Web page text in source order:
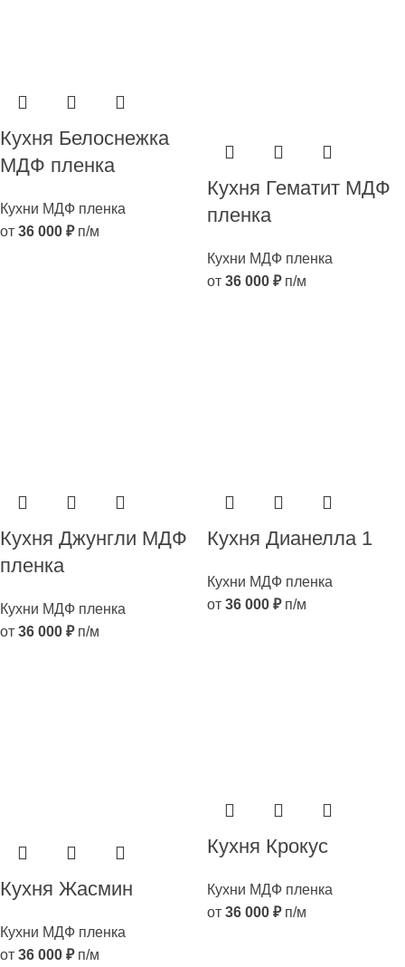
Кухня Белоснежка
МДФ пленка
Кухни МДФ пленка
от 36 000 ₽п/м
Кухня Гематит МДФ
пленка
Кухни МДФ пленка
от 36 000 ₽п/м
Кухня Джунгли МДФ
пленка
Кухни МДФ пленка
от 36 000 ₽п/м
Кухня Дианелла 1
Кухни МДФ пленка
от 36 000 ₽п/м
Кухня Жасмин
Кухни МДФ пленка
от 36 000 ₽п/м
Кухня Крокус
Кухни МДФ пленка
от 36 000 ₽п/м